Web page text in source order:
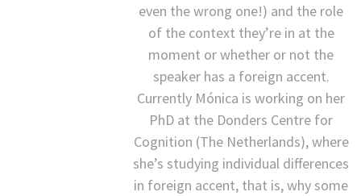
even the wrong one!) and the role
of the context they’re in at the
moment or whether or not the
speaker has a foreign accent.
Currently Mónica is working on her
PhD at the Donders Centre for
Cognition (The Netherlands), where
she’s studying individual differences
in foreign accent, that is, why some